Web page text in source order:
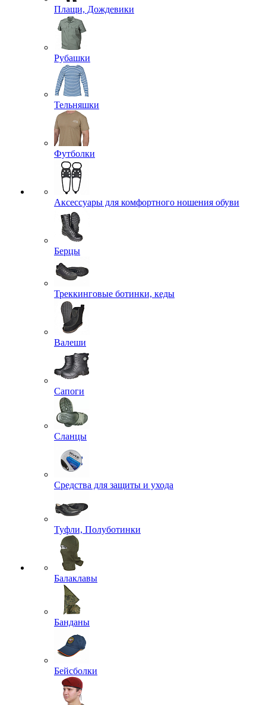
Плащи, Дождевики
Рубашки
Тельняшки
Футболки
Аксессуары для комфортного ношения обуви
Берцы
Треккинговые ботинки, кеды
Валеши
Сапоги
Сланцы
Средства для защиты и ухода
Туфли, Полуботинки
Балаклавы
Банданы
Бейсболки